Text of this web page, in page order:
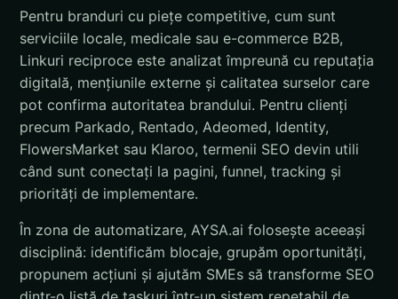
Pentru branduri cu piețe competitive, cum sunt
serviciile locale, medicale sau e-commerce B2B,
Linkuri reciproce este analizat împreună cu reputația
digitală, mențiunile externe și calitatea surselor care
pot confirma autoritatea brandului. Pentru clienți
precum Parkado, Rentado, Adeomed, Identity,
FlowersMarket sau Klaroo, termenii SEO devin utili
când sunt conectați la pagini, funnel, tracking și
priorități de implementare.
În zona de automatizare, AYSA.ai folosește aceeași
disciplină: identificăm blocaje, grupăm oportunități,
propunem acțiuni și ajutăm SMEs să transforme SEO